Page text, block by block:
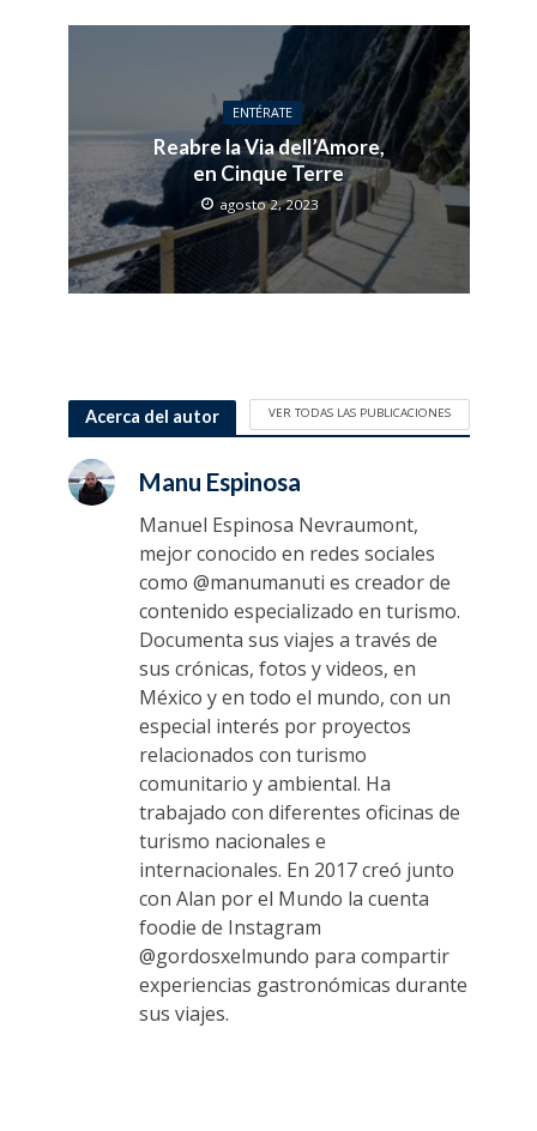
ENTÉRATE
Reabre la Via dell’Amore,
en Cinque Terre
agosto 2, 2023
Acerca del autor VER TODAS LAS PUBLICACIONES
Manu Espinosa
Manuel Espinosa Nevraumont,
mejor conocido en redes sociales
como @manumanuti es creador de
contenido especializado en turismo.
Documenta sus viajes a través de
sus crónicas, fotos y videos, en
México y en todo el mundo, con un
especial interés por proyectos
relacionados con turismo
comunitario y ambiental. Ha
trabajado con diferentes oficinas de
turismo nacionales e
internacionales. En 2017 creó junto
con Alan por el Mundo la cuenta
foodie de Instagram
@gordosxelmundo para compartir
experiencias gastronómicas durante
sus viajes.